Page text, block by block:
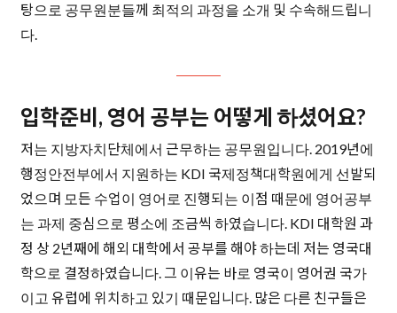
탕으로 공무원분들께 최적의 과정을 소개 및 수속해드립니
다.
입학준비, 영어 공부는 어떻게 하셨어요?
저는 지방자치단체에서 근무하는 공무원입니다. 2019년에
행정안전부에서 지원하는 KDI 국제정책대학원에게 선발되
었으며 모든 수업이 영어로 진행되는 이점 때문에 영어공부
는 과제 중심으로 평소에 조금씩 하였습니다. KDI 대학원 과
정 상 2년째에 해외 대학에서 공부를 해야 하는데 저는 영국대
학으로 결정하였습니다. 그 이유는 바로 영국이 영어권 국가
이고 유럽에 위치하고 있기 때문입니다. 많은 다른 친구들은